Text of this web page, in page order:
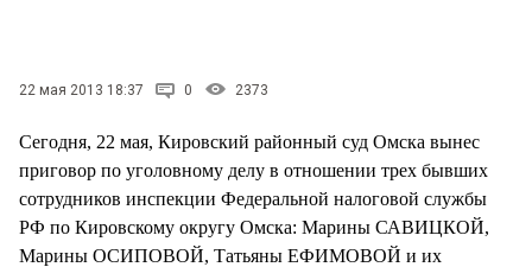
22 мая 2013 18:37 0 2373
Сегодня, 22 мая, Кировский районный суд Омска вынес
приговор по уголовному делу в отношении трех бывших
сотрудников инспекции Федеральной налоговой службы
РФ по Кировскому округу Омска: Марины САВИЦКОЙ,
Марины ОСИПОВОЙ, Татьяны ЕФИМОВОЙ и их